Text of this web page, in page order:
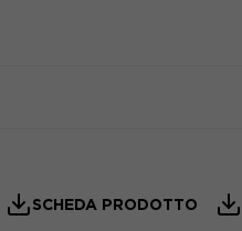
SCHEDA PRODOTTO